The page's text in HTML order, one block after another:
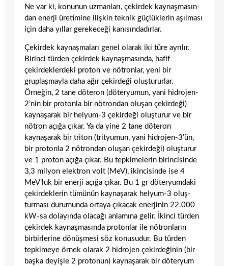
Ne var ki, konunun uzmanları, çekirdek kaynaşmasın­
dan enerji üretimine ilişkin teknik güçlükle­rin aşılması
için daha yıllar gerekeceği kanısındadırlar.
Çekirdek kaynaşmaları genel olarak iki türe ayrılır.
Birinci türden çekirdek kaynaş­masında, hafif
çekirdeklerdeki proton ve nötronlar, yeni bir
gruplaşmayla daha ağır çekirdeği oluştururlar.
Örneğin, 2 tane döteron (döteryumun, yani hidrojen-
2’nin bir protonla bir nötrondan oluşan çekirde­ği)
kaynaşarak bir helyum-3 çekirdeği oluşturur ve bir
nötron açığa çıkar. Ya da yine 2 tane döteron
kaynaşarak bir triton (trityu­mun, yani hidrojen-3’ün,
bir protonla 2 nötrondan oluşan çekirdeği) oluşturur
ve 1 proton açığa çıkar. Bu tepkimelerin birincisinde
3,3 milyon elektron volt (MeV), ikincisinde ise 4
MeV’luk bir enerji açığa çıkar. Bu 1 gr döteryumdaki
çekirdek­lerin tümünün kaynaşarak helyum-3 oluş­
turması durumunda ortaya çıkacak enerji­nin 22.000
kW-sa dolayında olacağı anlamı­na gelir. İkinci türden
çekirdek kaynaşma­sında protonlar ile nötronların
birbirlerine dönüşmesi söz konusudur. Bu türden
tepki­meye örnek olarak 2 hidrojen çekirdeğinin (bir
başka deyişle 2 protonun) kaynaşarak bir döteryum